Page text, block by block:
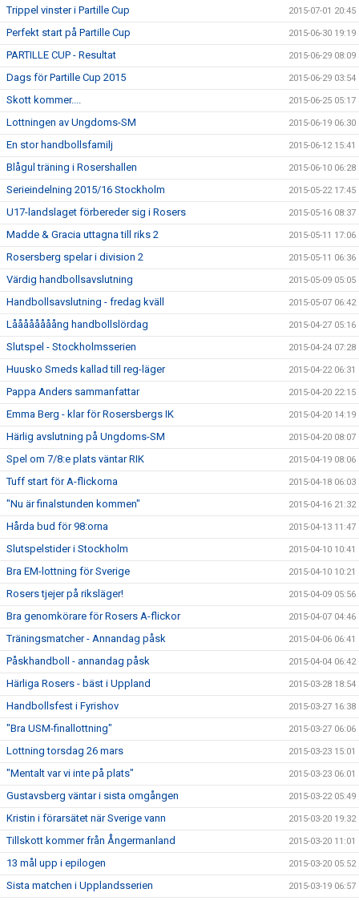
Trippel vinster i Partille Cup 2015-07-01 20:45
Perfekt start på Partille Cup 2015-06-30 19:19
PARTILLE CUP - Resultat 2015-06-29 08:09
Dags för Partille Cup 2015 2015-06-29 03:54
Skott kommer.... 2015-06-25 05:17
Lottningen av Ungdoms-SM 2015-06-19 06:30
En stor handbollsfamilj 2015-06-12 15:41
Blågul träning i Rosershallen 2015-06-10 06:28
Serieindelning 2015/16 Stockholm 2015-05-22 17:45
U17-landslaget förbereder sig i Rosers 2015-05-16 08:37
Madde & Gracia uttagna till riks 2 2015-05-11 17:06
Rosersberg spelar i division 2 2015-05-11 06:36
Värdig handbollsavslutning 2015-05-09 05:05
Handbollsavslutning - fredag kväll 2015-05-07 06:42
Låååååååång handbollslördag 2015-04-27 05:16
Slutspel - Stockholmsserien 2015-04-24 07:28
Huusko Smeds kallad till reg-läger 2015-04-22 06:31
Pappa Anders sammanfattar 2015-04-20 22:15
Emma Berg - klar för Rosersbergs IK 2015-04-20 14:19
Härlig avslutning på Ungdoms-SM 2015-04-20 08:07
Spel om 7/8:e plats väntar RIK 2015-04-19 08:06
Tuff start för A-flickorna 2015-04-18 06:03
"Nu är finalstunden kommen" 2015-04-16 21:32
Hårda bud för 98:orna 2015-04-13 11:47
Slutspelstider i Stockholm 2015-04-10 10:41
Bra EM-lottning för Sverige 2015-04-10 10:21
Rosers tjejer på riksläger! 2015-04-09 05:56
Bra genomkörare för Rosers A-flickor 2015-04-07 04:46
Träningsmatcher - Annandag påsk 2015-04-06 06:41
Påskhandboll - annandag påsk 2015-04-04 06:42
Härliga Rosers - bäst i Uppland 2015-03-28 18:54
Handbollsfest i Fyrishov 2015-03-27 16:38
"Bra USM-finallottning" 2015-03-27 06:06
Lottning torsdag 26 mars 2015-03-23 15:01
"Mentalt var vi inte på plats" 2015-03-23 06:01
Gustavsberg väntar i sista omgången 2015-03-22 05:49
Kristin i förarsätet när Sverige vann 2015-03-20 19:32
Tillskott kommer från Ångermanland 2015-03-20 11:01
13 mål upp i epilogen 2015-03-20 05:52
Sista matchen i Upplandsserien 2015-03-19 06:57